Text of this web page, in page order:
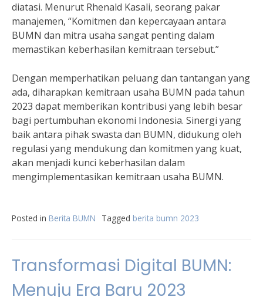
diatasi. Menurut Rhenald Kasali, seorang pakar
manajemen, “Komitmen dan kepercayaan antara
BUMN dan mitra usaha sangat penting dalam
memastikan keberhasilan kemitraan tersebut.”
Dengan memperhatikan peluang dan tantangan yang
ada, diharapkan kemitraan usaha BUMN pada tahun
2023 dapat memberikan kontribusi yang lebih besar
bagi pertumbuhan ekonomi Indonesia. Sinergi yang
baik antara pihak swasta dan BUMN, didukung oleh
regulasi yang mendukung dan komitmen yang kuat,
akan menjadi kunci keberhasilan dalam
mengimplementasikan kemitraan usaha BUMN.
Posted in Berita BUMN Tagged berita bumn 2023
Transformasi Digital BUMN:
Menuju Era Baru 2023